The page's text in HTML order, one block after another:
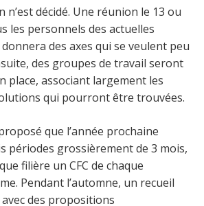
n’est décidé. Une réunion le 13 ou
les personnels des actuelles
donnera des axes qui se veulent peu
des groupes de travail seront
place, associant largement les
qui pourront être trouvées.
que l’année prochaine
périodes grossièrement de 3 mois,
filière un CFC de chaque
Pendant l’automne, un recueil
des propositions